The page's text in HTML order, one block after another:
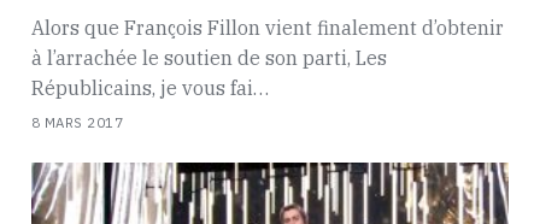
Alors que François Fillon vient finalement d’obtenir
à l’arrachée le soutien de son parti, Les
Républicains, je vous fai…
8 MARS 2017